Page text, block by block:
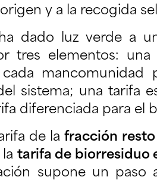
y a la recogida
dado luz verde a
tres elementos:
mancomunidad
sistema; una tarifa
diferenciada para el
de lafracción resto
tarifa de biorresiduo
supone un paso